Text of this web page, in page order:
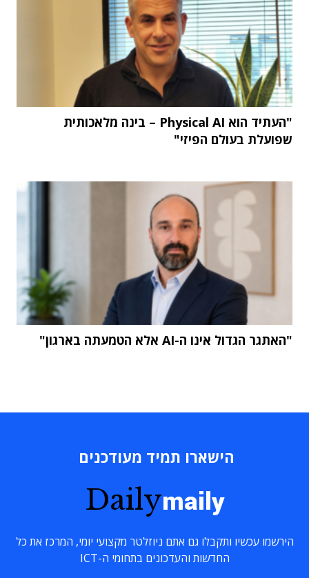
"העתיד הוא Physical AI – בינה מלאכותית
שפועלת בעולם הפיזי"
"האתגר הגדול אינו ה-AI אלא הטמעתה בארגון"
הישארו תמיד מעודכנים
Dailymaily
הירשמו עכשיו ותקבלו גם אתם ניוזלטר מקצועי יומי, המרכז את כל
החדשות והעדכונים בתחומי ה-ICT